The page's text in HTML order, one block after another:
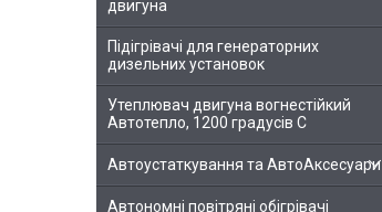
двигуна
Підігрівачі для генераторних
дизельних установок
Утеплювач двигуна вогнестійкий
Автотепло, 1200 градусів С
Автоустаткування та АвтоАксесуари
Автономні повітряні обігрівачі